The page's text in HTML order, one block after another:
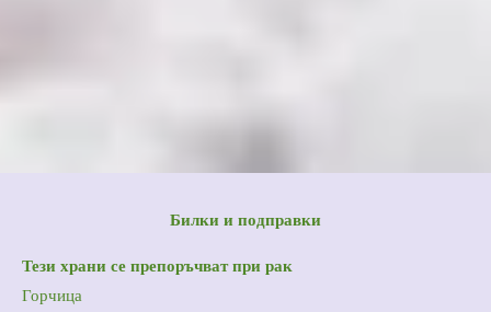
Билки и подправки
Тези храни се препоръчват при рак
Горчица